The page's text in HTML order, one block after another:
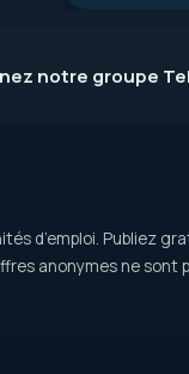
notre groupe
d’emploi. Publiez
anonymes ne sont